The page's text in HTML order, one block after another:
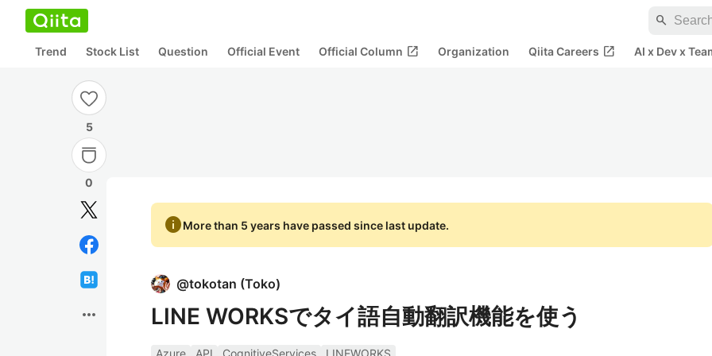
search
Trend Stock List Question Official Event Official Column open_in_new Organization Qiita Careers open_in_new AI x Dev x
5
0
more_horiz
infoMore than 5 years have passed since last update.
@tokotan (Toko)
LINE WORKSでタイ語自動翻訳機能を使う
Azure API CognitiveServices
LINEWORKS